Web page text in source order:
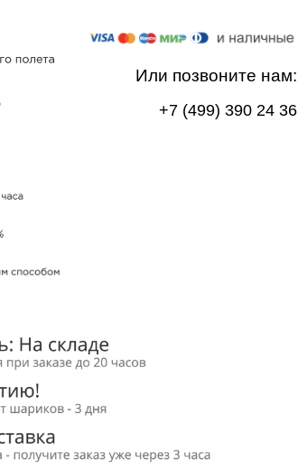
Или позвоните нам:
+7 (499) 390 24 36